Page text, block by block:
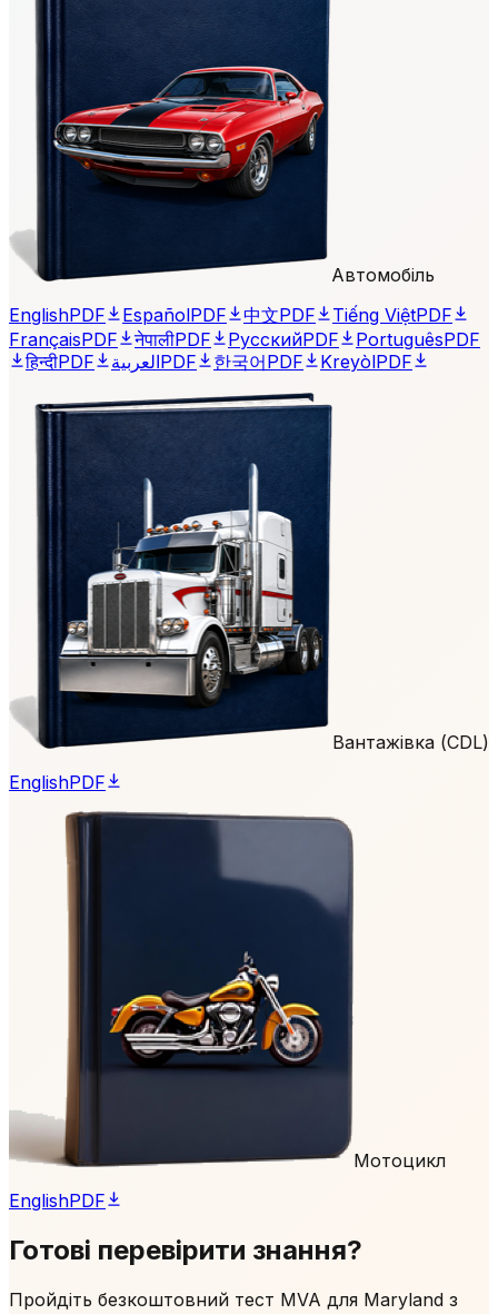
Автомобіль
EnglishPDF EspañolPDF 中文PDF Tiếng ViệtPDF
FrançaisPDF नेपालीPDF РусскийPDF PortuguêsPDF
हिन्दीPDF العربيةPDF 한국어PDF KreyòlPDF
Вантажівка (CDL)
EnglishPDF
Мотоцикл
EnglishPDF
Готові перевірити знання?
Пройдіть безкоштовний тест MVA для Maryland з